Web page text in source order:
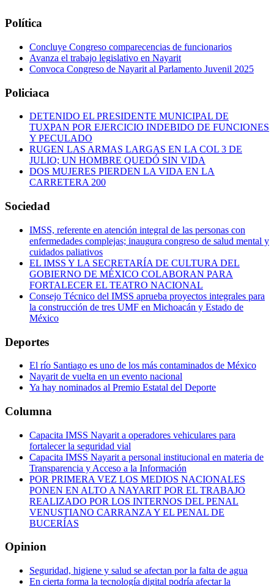
Política
Concluye Congreso comparecencias de funcionarios
Avanza el trabajo legislativo en Nayarit
Convoca Congreso de Nayarit al Parlamento Juvenil 2025
Policiaca
DETENIDO EL PRESIDENTE MUNICIPAL DE
TUXPAN POR EJERCICIO INDEBIDO DE FUNCIONES
Y PECULADO
RUGEN LAS ARMAS LARGAS EN LA COL 3 DE
JULIO; UN HOMBRE QUEDÓ SIN VIDA
DOS MUJERES PIERDEN LA VIDA EN LA
CARRETERA 200
Sociedad
IMSS, referente en atención integral de las personas con
enfermedades complejas; inaugura congreso de salud mental y
cuidados paliativos
EL IMSS Y LA SECRETARÍA DE CULTURA DEL
GOBIERNO DE MÉXICO COLABORAN PARA
FORTALECER EL TEATRO NACIONAL
Consejo Técnico del IMSS aprueba proyectos integrales para
la construcción de tres UMF en Michoacán y Estado de
México
Deportes
El río Santiago es uno de los más contaminados de México
Nayarit de vuelta en un evento nacional
Ya hay nominados al Premio Estatal del Deporte
Columna
Capacita IMSS Nayarit a operadores vehiculares para
fortalecer la seguridad vial
Capacita IMSS Nayarit a personal institucional en materia de
Transparencia y Acceso a la Información
POR PRIMERA VEZ LOS MEDIOS NACIONALES
PONEN EN ALTO A NAYARIT POR EL TRABAJO
REALIZADO POR LOS INTERNOS DEL PENAL
VENUSTIANO CARRANZA Y EL PENAL DE
BUCERÍAS
Opinion
Seguridad, higiene y salud se afectan por la falta de agua
En cierta forma la tecnología digital podría afectar la